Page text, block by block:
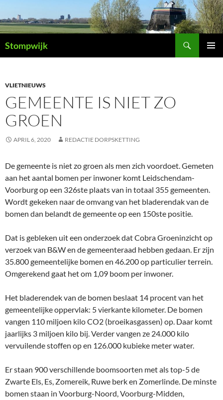
naar
de
inhoud
Stompwijk
VLIETNIEUWS
GEMEENTE IS NIET ZO
GROEN
APRIL 6, 2020 REDACTIE DORPSKETTING
De gemeente is niet zo groen als men zich voordoet. Gemeten
aan het aantal bomen per inwoner komt Leidschendam-
Voorburg op een 326ste plaats van in totaal 355 gemeenten.
Wordt gekeken naar de omvang van het bladerendak van de
bomen dan belandt de gemeente op een 150ste positie.
Dat is gebleken uit een onderzoek dat Cobra Groeninzicht op
verzoek van B&W en de gemeenteraad hebben gedaan. Er zijn
35.800 gemeentelijke bomen en 46.200 op particulier terrein.
Omgerekend gaat het om 1,09 boom per inwoner.
Het bladerendek van de bomen beslaat 14 procent van het
gemeentelijke oppervlak: 5 vierkante kilometer. De bomen
vangen 110 miljoen kilo CO2 (broeikasgassen) op. Daar komt
jaarlijks 3 miljoen kilo bij. Verder vangen ze 24.000 kilo
vervuilende stoffen op en 126.000 kubieke meter water.
Er staan 900 verschillende boomsoorten met als top-5 de
Zwarte Els, Es, Zomereik, Ruwe berk en Zomerlinde. De minste
bomen staan in Voorburg-Noord, Voorburg-Midden,